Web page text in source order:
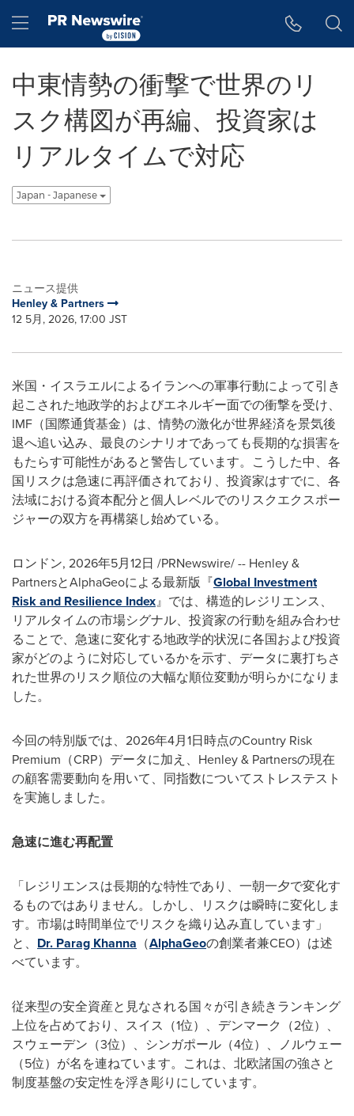
Hamburger menu
中東情勢の衝撃で世界のリ
スク構図が再編、投資家は
リアルタイムで対応
Japan - Japanese
ニュース提供
Henley & Partners
12 5月, 2026, 17:00 JST
米国・イスラエルによるイランへの軍事行動によって引き
起こされた地政学的およびエネルギー面での衝撃を受け、
IMF（国際通貨基金）は、情勢の激化が世界経済を景気後
退へ追い込み、最良のシナリオであっても長期的な損害を
もたらす可能性があると警告しています。こうした中、各
国リスクは急速に再評価されており、投資家はすでに、各
法域における資本配分と個人レベルでのリスクエクスポー
ジャーの双方を再構築し始めている。
ロンドン, 2026年5月12日 /PRNewswire/ -- Henley &
PartnersとAlphaGeoによる最新版『Global Investment
Risk and Resilience Index』では、構造的レジリエンス、
リアルタイムの市場シグナル、投資家の行動を組み合わせ
ることで、急速に変化する地政学的状況に各国および投資
家がどのように対応しているかを示す、データに裏打ちさ
れた世界のリスク順位の大幅な順位変動が明らかになりま
した。
今回の特別版では、2026年4月1日時点のCountry Risk
Premium（CRP）データに加え、Henley & Partnersの現在
の顧客需要動向を用いて、同指数についてストレステスト
を実施しました。
急速に進む再配置
「レジリエンスは長期的な特性であり、一朝一夕で変化す
るものではありません。しかし、リスクは瞬時に変化しま
す。市場は時間単位でリスクを織り込み直しています」
と、 Dr. Parag Khanna （AlphaGeoの創業者兼CEO）は述
べています。
従来型の安全資産と見なされる国々が引き続きランキング
上位を占めており、スイス（1位）、デンマーク（2位）、
スウェーデン（3位）、シンガポール（4位）、ノルウェー
（5位）が名を連ねています。これは、北欧諸国の強さと
制度基盤の安定性を浮き彫りにしています。